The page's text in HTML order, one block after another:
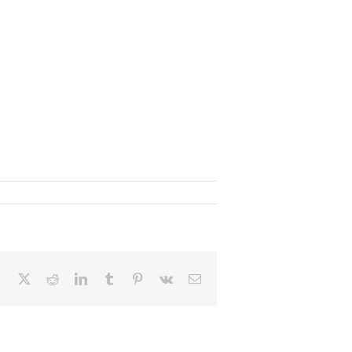
Facebook RedditLinkedInTumblr Pinterest
Vk Email